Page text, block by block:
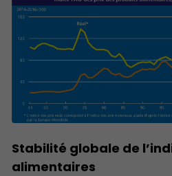
Stabilité globale de
alimentaires